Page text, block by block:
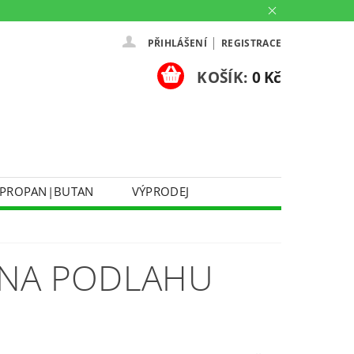
PŘIHLÁŠENÍ | REGISTRACE
KOŠÍK: 0 Kč
PROPAN|BUTAN
VÝPRODEJ
PARTNERSKÉ PRODEJNY HEY!
PODLAHU